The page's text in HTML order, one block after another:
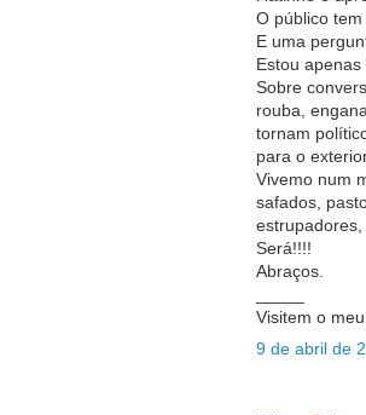
O público
E uma
Estou apenas
Sobre
rouba,
tornam
para o
Vivemo num
safados,
Será!!!!
Abraços.
Visitem o
9 de abril de